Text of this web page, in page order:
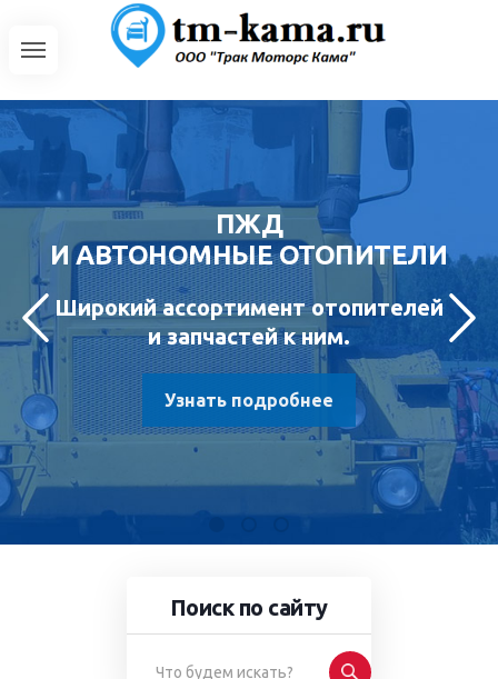
ПЖД
И АВТОНОМНЫЕ ОТОПИТЕЛИ
Широкий ассортимент отопителей
и запчастей к ним.
Узнать подробнее
Поиск по сайту